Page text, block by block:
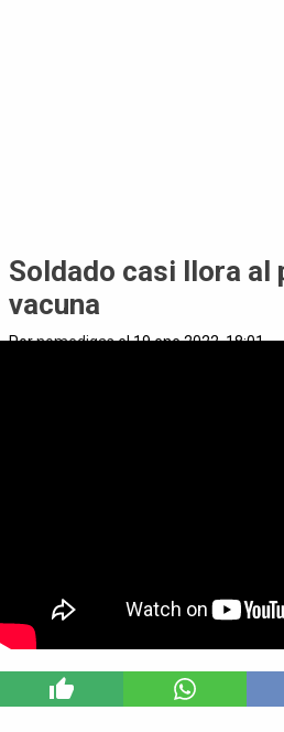
Soldado casi llora al
vacuna
Pornomedigasel 19 ene 2022, 18:01